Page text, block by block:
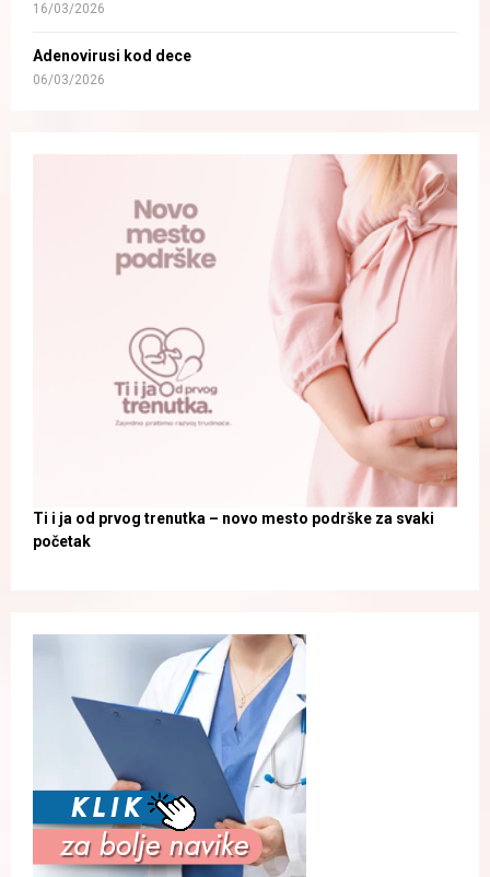
16/03/2026
Adenovirusi kod dece
06/03/2026
Ti i ja od prvog trenutka – novo mesto podrške za svaki
početak